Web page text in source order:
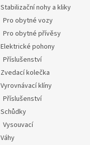
Stabilizační nohy a kliky
Pro obytné vozy
Pro obytné přívěsy
Elektrické pohony
Příslušenství
Zvedací kolečka
Vyrovnávací klíny
Příslušenství
Schůdky
Vysouvací
Váhy